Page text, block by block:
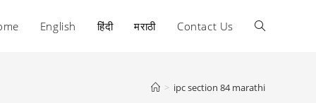
English हिंदी मराठी Contact Us Toggle
> ipc section 84 marathi